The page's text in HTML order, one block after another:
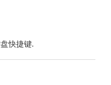
快捷键.